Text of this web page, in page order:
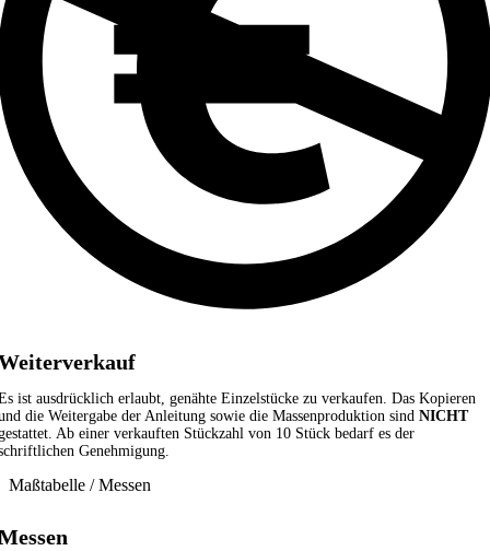
ist ausdrücklich erlaubt, genähte Einzelstücke zu verkaufen. Das Kopieren
die Weitergabe der Anleitung sowie die Massenproduktion sind NICHT
Ab einer verkauften Stückzahl von 10 Stück bedarf es der
Genehmigung.
Maßtabelle / Messen